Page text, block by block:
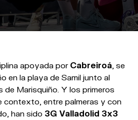
apoyada por Cabreiroá , se
en la playa de Samil junto al
de Marisquiño. Y los primeros
contexto, entre palmeras y con
han sido 3G Valladolid 3x3